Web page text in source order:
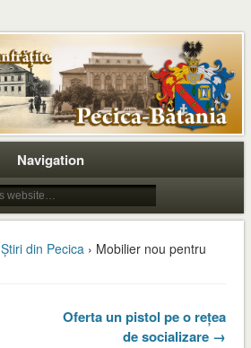
Navigation
Știri din Pecica› Mobilier nou pentru
Oferta un pistol pe o rețea
de socializare →